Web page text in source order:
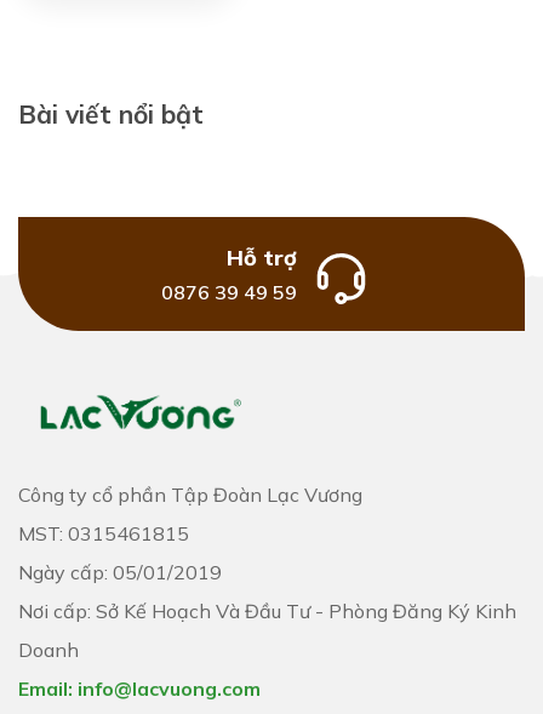
Bài viết nổi bật
Hỗ trợ
0876 39 49 59
Công ty cổ phần Tập Đoàn Lạc Vương
MST: 0315461815
Ngày cấp: 05/01/2019
Nơi cấp: Sở Kế Hoạch Và Đầu Tư - Phòng Đăng Ký Kinh
Doanh
Email: info@lacvuong.com